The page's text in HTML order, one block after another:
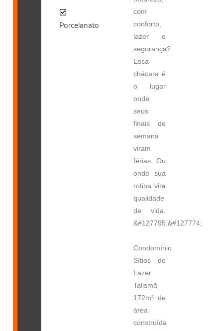
Porcelanato
com
conforto,
lazer e
segurança?
Essa
chácara é
o lugar
onde
seus
finais de
semana
viram
férias. Ou
onde sua
rotina vira
qualidade
de vida.
&#127795;&#127774;
Condomínio
Sítios de
Lazer
Talismã
172m² de
área
construída